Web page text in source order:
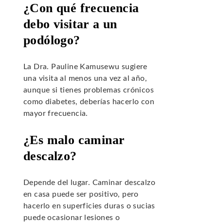
¿Con qué frecuencia
debo visitar a un
podólogo?
La Dra. Pauline Kamusewu sugiere
una visita al menos una vez al año,
aunque si tienes problemas crónicos
como diabetes, deberías hacerlo con
mayor frecuencia.
¿Es malo caminar
descalzo?
Depende del lugar. Caminar descalzo
en casa puede ser positivo, pero
hacerlo en superficies duras o sucias
puede ocasionar lesiones o